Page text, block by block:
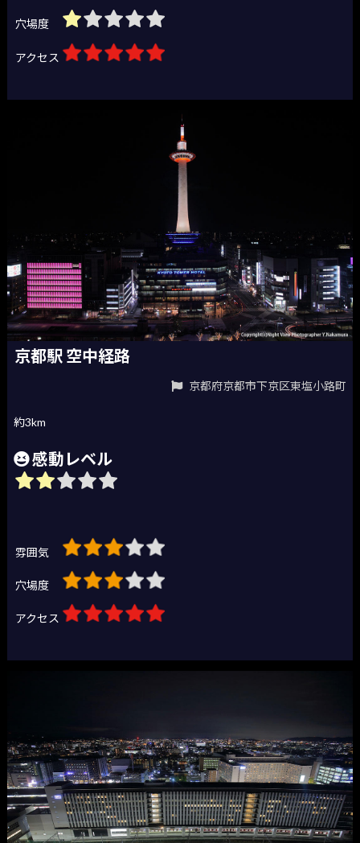
穴場度
アクセス
京都駅 空中経路
京都府京都市下京区東塩小路町
約3km
感動レベル
雰囲気
穴場度
アクセス